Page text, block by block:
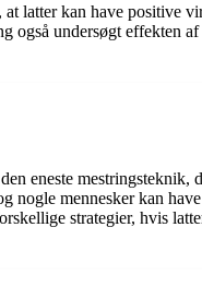
latter kan have positive
også undersøgt effekten
eneste mestringsteknik,
mennesker kan
strategier, hvis